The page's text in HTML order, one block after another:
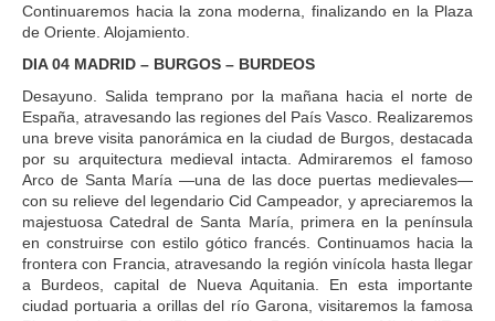
Continuaremos hacia la zona moderna, finalizando en la Plaza
de Oriente. Alojamiento.
DIA 04 MADRID – BURGOS – BURDEOS
Desayuno. Salida temprano por la mañana hacia el norte de
España, atravesando las regiones del País Vasco. Realizaremos
una breve visita panorámica en la ciudad de Burgos, destacada
por su arquitectura medieval intacta. Admiraremos el famoso
Arco de Santa María —una de las doce puertas medievales—
con su relieve del legendario Cid Campeador, y apreciaremos la
majestuosa Catedral de Santa María, primera en la península
en construirse con estilo gótico francés. Continuamos hacia la
frontera con Francia, atravesando la región vinícola hasta llegar
a Burdeos, capital de Nueva Aquitania. En esta importante
ciudad portuaria a orillas del río Garona, visitaremos la famosa